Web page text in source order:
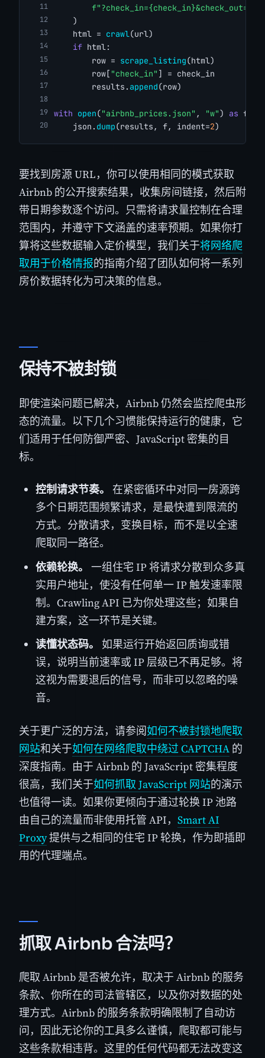
    )
    html =
crawl(url)
if html:
        row =
scrape_listing(html)
        row[
"check_in" ] = check_in
        results.
append(row)
with open("airbnb_prices.json" , "w") as f:
    json.
dump(results, f, indent=2)
要找到房源 URL，你可以使用相同的模式获取
Airbnb 的公开搜索结果，收集房间链接，然后附
带日期参数逐个访问。只需将请求量控制在合理
范围内，并遵守下文涵盖的速率预期。如果你打
算将这些数据输入定价模型，我们关于将网络爬
取用于价格情报的指南介绍了团队如何将一系列
房价数据转化为可决策的信息。
保持不被封锁
即使渲染问题已解决，Airbnb 仍然会监控爬虫形
态的流量。以下几个习惯能保持运行的健康，它
们适用于任何防御严密、JavaScript 密集的目
标。
控制请求节奏。 在紧密循环中对同一房源跨
多个日期范围频繁请求，是最快遭到限流的
方式。分散请求，变换目标，而不是以全速
爬取同一路径。
依赖轮换。 一组住宅 IP 将请求分散到众多真
实用户地址，使没有任何单一 IP 触发速率限
制。Crawling API 已为你处理这些；如果自
建方案，这一环节是关键。
读懂状态码。 如果运行开始返回质询或错
误，说明当前速率或 IP 层级已不再足够。将
这视为需要退后的信号，而非可以忽略的噪
音。
关于更广泛的方法，请参阅如何不被封锁地爬取
网站和关于如何在网络爬取中绕过 CAPTCHA 的
深度指南。由于 Airbnb 的 JavaScript 密集程度
很高，我们关于如何抓取 JavaScript 网站的演示
也值得一读。如果你更倾向于通过轮换 IP 池路
由自己的流量而非使用托管 API， Smart AI
Proxy提供与之相同的住宅 IP 轮换，作为即插即
用的代理端点。
抓取 Airbnb 合法吗？
爬取 Airbnb 是否被允许，取决于 Airbnb 的服务
条款、你所在的司法管辖区，以及你对数据的处
理方式。Airbnb 的服务条款明确限制了自动访
问，因此无论你的工具多么谨慎，爬取都可能与
这些条款相违背。这里的任何代码都无法改变这